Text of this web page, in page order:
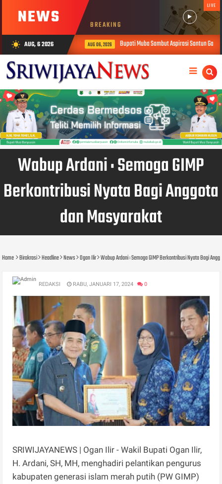
NEWS BREAKING
LIVE
wb_sunny AUG, 6 2026 AUG 06, 2026 Bupati Muba Sambut Aspirasi Santun
Wabup Ardani : Semoga GIMP
Berkontribusi Nyata Bagi Anggota
dan Masyarakat
Home Birokrasi Headline News Ogan Ilir Wabup Ardani : Semoga GIMP Berkontribusi Nyata Bagi
REDAKSI RABU, JANUARI 17, 2024 0
SRIWIJAYANEWS | Ogan Ilir - Wakil Bupati Ogan Ilir,
H. Ardani, SH, MH, menghadiri pelantikan pengurus
kabupaten generasi islam merah putih (PW GIMP)